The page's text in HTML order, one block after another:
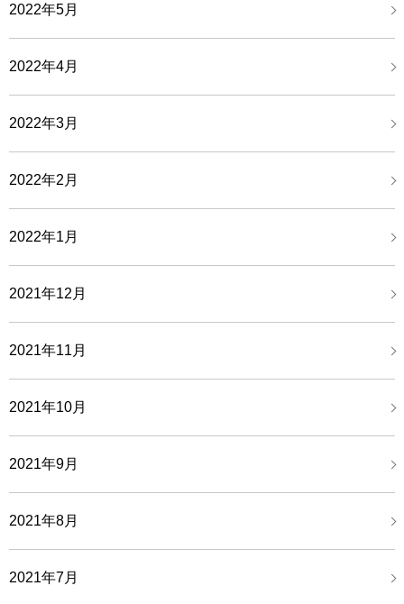
2022年5月
2022年4月
2022年3月
2022年2月
2022年1月
2021年12月
2021年11月
2021年10月
2021年9月
2021年8月
2021年7月